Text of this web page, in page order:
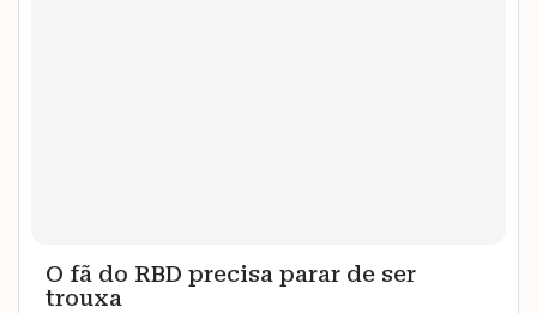
O fã do RBD precisa parar de ser
trouxa